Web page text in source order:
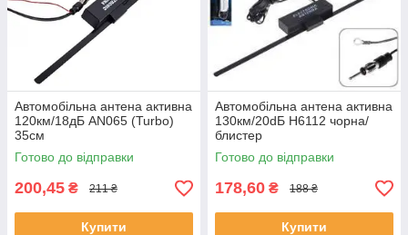
Автомобільна антена активна
120км/18дБ AN065 (Turbo)
35см
Готово до відправки
200,45 ₴ 211 ₴
Купити
Автомобільна антена активна
130км/20dБ Н6112 чорна/
блистер
Готово до відправки
178,60 ₴ 188 ₴
Купити